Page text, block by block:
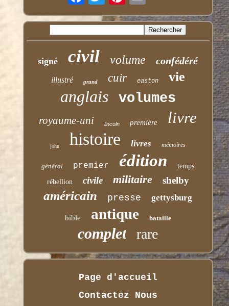
signé civil volume confédéré
illustré grand cuir easton vie
anglais volumes
royaume-uni lincoln première livre
john histoire livres mémoires
général premier édition temps
rébellion civile militaire shelby
américain presse gettysburg
bible antique bataille
complet rare
Page d'accueil
Contactez Nous